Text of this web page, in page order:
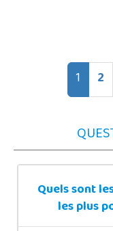
1 2
Quels sont
les plus